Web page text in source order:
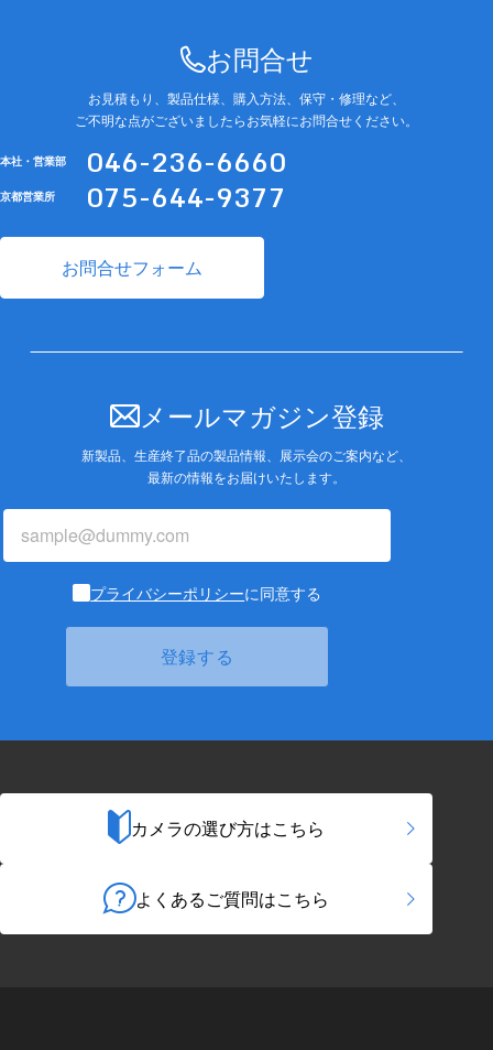
お問合せ
お見積もり、製品仕様、購入方法、保守・修理など、
ご不明な点がございましたらお気軽にお問合せください。
本社・営業部 046-236-6660
京都営業所 075-644-9377
お問合せフォーム
メールマガジン登録
新製品、生産終了品の製品情報、展示会のご案内など、
最新の情報をお届けいたします。
プライバシーポリシーに同意する
カメラの選び方はこちら
よくあるご質問はこちら